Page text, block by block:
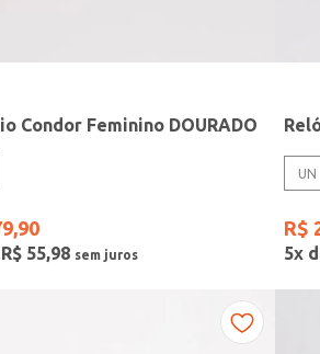
Condor Feminino DOURADO
,90
R$ 55,98
UN
R$
5x